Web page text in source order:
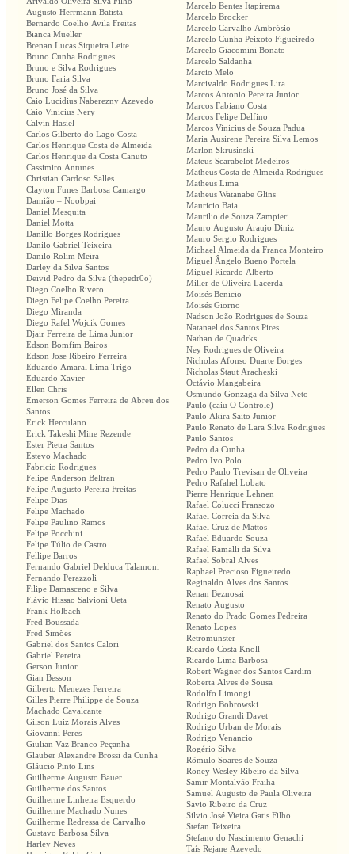
Augusto Herrmann Batista
Bernardo Coelho Avila Freitas
Bianca Mueller
Brenan Lucas Siqueira Leite
Bruno Cunha Rodrigues
Bruno e Silva Rodrigues
Bruno Faria Silva
Bruno José da Silva
Caio Lucidius Naberezny Azevedo
Caio Vinicius Nery
Calvin Hasiel
Carlos Gilberto do Lago Costa
Carlos Henrique Costa de Almeida
Carlos Henrique da Costa Canuto
Cassimiro Antunes
Christian Cardoso Salles
Clayton Funes Barbosa Camargo
Damião – Noobpai
Daniel Mesquita
Daniel Motta
Danillo Borges Rodrigues
Danilo Gabriel Teixeira
Danilo Rolim Meira
Darley da Silva Santos
Deivid Pedro da Silva (thepedr0o)
Diego Coelho Rivero
Diego Felipe Coelho Pereira
Diego Miranda
Diego Rafel Wojcik Gomes
Djair Ferreira de Lima Junior
Edson Bomfim Bairos
Edson Jose Ribeiro Ferreira
Eduardo Amaral Lima Trigo
Eduardo Xavier
Ellen Chris
Emerson Gomes Ferreira de Abreu dos
Santos
Erick Herculano
Erick Takeshi Mine Rezende
Ester Pietra Santos
Estevo Machado
Fabricio Rodrigues
Felipe Anderson Beltran
Felipe Augusto Pereira Freitas
Felipe Dias
Felipe Machado
Felipe Paulino Ramos
Felipe Pocchini
Felipe Túlio de Castro
Fellipe Barros
Fernando Gabriel Delduca Talamoni
Fernando Perazzoli
Filipe Damasceno e Silva
Flávio Hissao Salvioni Ueta
Frank Holbach
Fred Boussada
Fred Simões
Gabriel dos Santos Calori
Gabriel Pereira
Gerson Junior
Gian Besson
Gilberto Menezes Ferreira
Gilles Pierre Philippe de Souza
Machado Cavalcante
Gilson Luiz Morais Alves
Giovanni Peres
Giulian Vaz Branco Peçanha
Glauber Alexandre Brossi da Cunha
Gláucio Pinto Lins
Guilherme Augusto Bauer
Guilherme dos Santos
Guilherme Linheira Esquerdo
Guilherme Machado Nunes
Guilherme Redressa de Carvalho
Gustavo Barbosa Silva
Harley Neves
Marcelo Bentes Itapirema
Marcelo Brocker
Marcelo Carvalho Ambrósio
Marcelo Cunha Peixoto Figueiredo
Marcelo Giacomini Bonato
Marcelo Saldanha
Marcio Melo
Marcivaldo Rodrigues Lira
Marcos Antonio Pereira Junior
Marcos Fabiano Costa
Marcos Felipe Delfino
Marcos Vinicius de Souza Padua
Maria Ausirene Pereira Silva Lemos
Marlon Skrusinski
Mateus Scarabelot Medeiros
Matheus Costa de Almeida Rodrigues
Matheus Lima
Matheus Watanabe Glins
Mauricio Baia
Maurilio de Souza Zampieri
Mauro Augusto Araujo Diniz
Mauro Sergio Rodrigues
Michael Almeida da Franca Monteiro
Miguel Ângelo Bueno Portela
Miguel Ricardo Alberto
Miller de Oliveira Lacerda
Moisés Benicio
Moisés Giorno
Nadson João Rodrigues de Souza
Natanael dos Santos Pires
Nathan de Quadrks
Ney Rodrigues de Oliveira
Nicholas Afonso Duarte Borges
Nicholas Staut Aracheski
Octávio Mangabeira
Osmundo Gonzaga da Silva Neto
Paulo (caiu O Controle)
Paulo Akira Saito Junior
Paulo Renato de Lara Silva Rodrigues
Paulo Santos
Pedro da Cunha
Pedro Ivo Polo
Pedro Paulo Trevisan de Oliveira
Pedro Rafahel Lobato
Pierre Henrique Lehnen
Rafael Colucci Fransozo
Rafael Correia da Silva
Rafael Cruz de Mattos
Rafael Eduardo Souza
Rafael Ramalli da Silva
Rafael Sobral Alves
Raphael Precioso Figueiredo
Reginaldo Alves dos Santos
Renan Beznosai
Renato Augusto
Renato do Prado Gomes Pedreira
Renato Lopes
Retromunster
Ricardo Costa Knoll
Ricardo Lima Barbosa
Robert Wagner dos Santos Cardim
Roberta Alves de Sousa
Rodolfo Limongi
Rodrigo Bobrowski
Rodrigo Grandi Davet
Rodrigo Urban de Morais
Rodrigo Venancio
Rogério Silva
Rômulo Soares de Souza
Roney Wesley Ribeiro da Silva
Samir Montalvão Fraiha
Samuel Augusto de Paula Oliveira
Savio Ribeiro da Cruz
Silvio José Vieira Gatis Filho
Stefan Teixeira
Stefano do Nascimento Genachi
Taís Rejane Azevedo